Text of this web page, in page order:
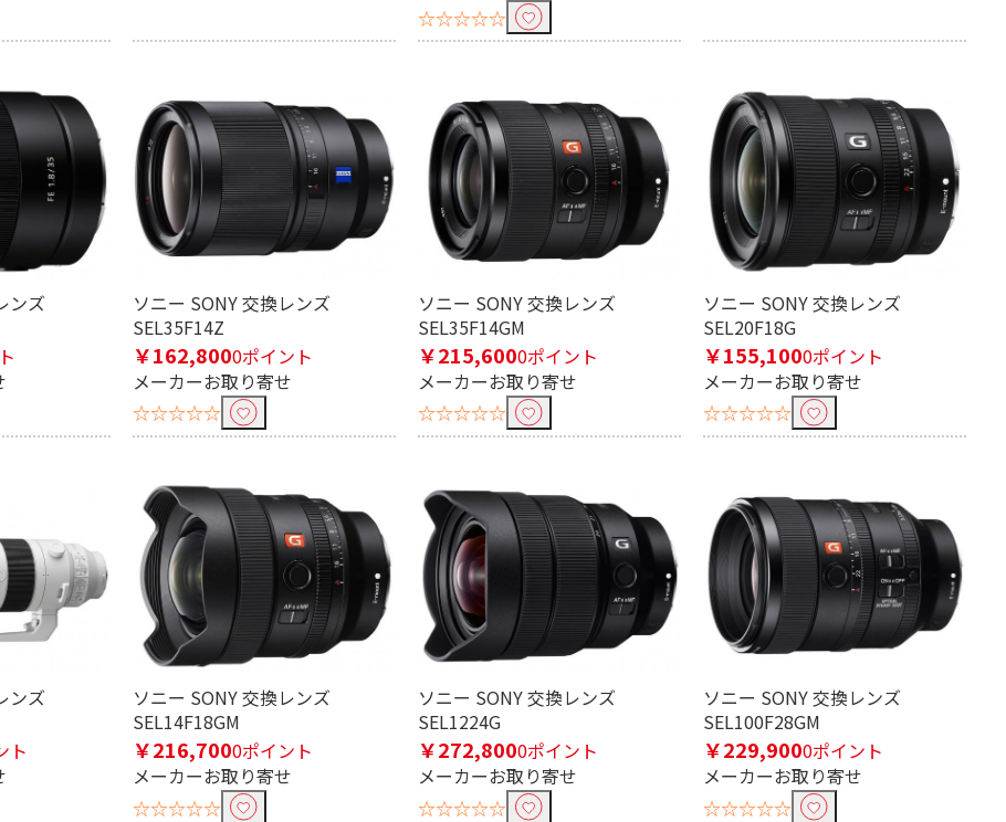
☆☆☆☆☆
ンズ
ソニー SONY 交換レンズ
SEL35F14Z
￥162,8000ポイント
メーカーお取り寄せ
☆☆☆☆☆
ソニー SONY 交換レンズ
SEL35F14GM
￥215,6000ポイント
メーカーお取り寄せ
☆☆☆☆☆
ソニー SONY 交換レンズ
SEL20F18G
￥155,1000ポイント
メーカーお取り寄せ
☆☆☆☆☆
ンズ
ト
ソニー SONY 交換レンズ
SEL14F18GM
￥216,7000ポイント
メーカーお取り寄せ
☆☆☆☆☆
ソニー SONY 交換レンズ
SEL1224G
￥272,8000ポイント
メーカーお取り寄せ
☆☆☆☆☆
ソニー SONY 交換レンズ
SEL100F28GM
￥229,9000ポイント
メーカーお取り寄せ
☆☆☆☆☆